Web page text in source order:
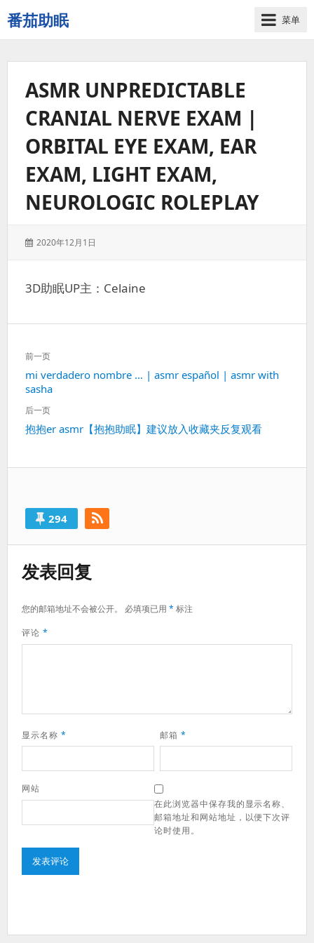
番茄助眠
一
个
菜单
ASMR UNPREDICTABLE
CRANIAL NERVE EXAM |
ORBITAL EYE EXAM, EAR
EXAM, LIGHT EXAM,
NEUROLOGIC ROLEPLAY
发
2020年12月1日
3D助眠UP主：Celaine
文
章
导
航
前一页
上
一
篇：
mi verdadero nombre … | asmr español | asmr with
sasha
后一页
下
抱抱er asmr【抱抱助眠】建议放入收藏夹反复观看
294
发表回复
您的邮箱地址不会被公开。 必填项已用 *标注
评论 *
显示名称 * 邮箱 *
网站
在此浏览器中保存我的显示名称、
邮箱地址和网站地址，以便下次评
论时使用。